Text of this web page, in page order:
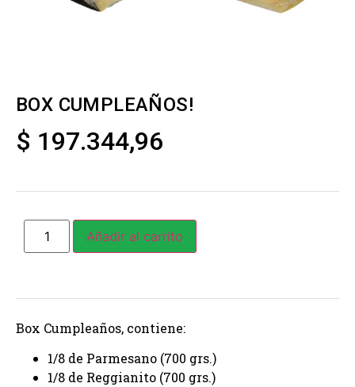
BOX CUMPLEAÑOS!
$ 197.344,96
Añadir al carrito
Box Cumpleaños, contiene:
1/8 de Parmesano (700 grs.)
1/8 de Reggianito (700 grs.)